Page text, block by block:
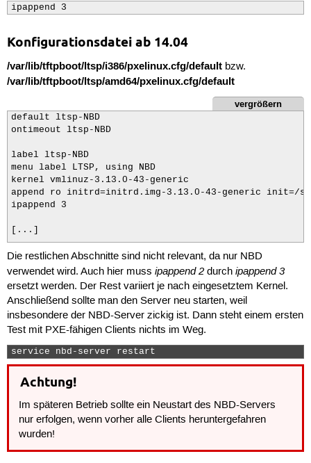
ipappend 3
Konfigurationsdatei ab 14.04
/var/lib/tftpboot/ltsp/i386/pxelinux.cfg/defaultbzw.
/var/lib/tftpboot/ltsp/amd64/pxelinux.cfg/default
vergrößern
default ltsp-NBD
ontimeout ltsp-NBD
label ltsp-NBD
menu label LTSP, using NBD
kernel vmlinuz-3.13.0-43-generic
append ro initrd=initrd.img-3.13.0-43-generic init=/
ipappend 3
[...]
menu begin ltsp-versions-NBD
menu label Other LTSP boot options using NBD
label ltsp-NBD-3.13.0-43-generic
menu label LTSP, using NBD, with Linux 3.13.0-43-
kernel vmlinuz-3.13.0-43-generic
append ro initrd=initrd.img-3.13.0-43-generic init=/
ipappend 3
menu end
Die restlichen Abschnitte sind nicht relevant, da nur NBD
verwendet wird. Auch hier muss ipappend 2durch ipappend 3
ersetzt werden. Der Rest variiert je nach eingesetztem Kernel.
Anschließend sollte man den Server neu starten, weil
insbesondere der NBD-Server zickig ist. Dann steht einem ersten
Test mit PXE-fähigen Clients nichts im Weg.
service nbd-server restart
Achtung!
Im späteren Betrieb sollte ein Neustart des NBD-Servers
nur erfolgen, wenn vorher alle Clients heruntergefahren
wurden!